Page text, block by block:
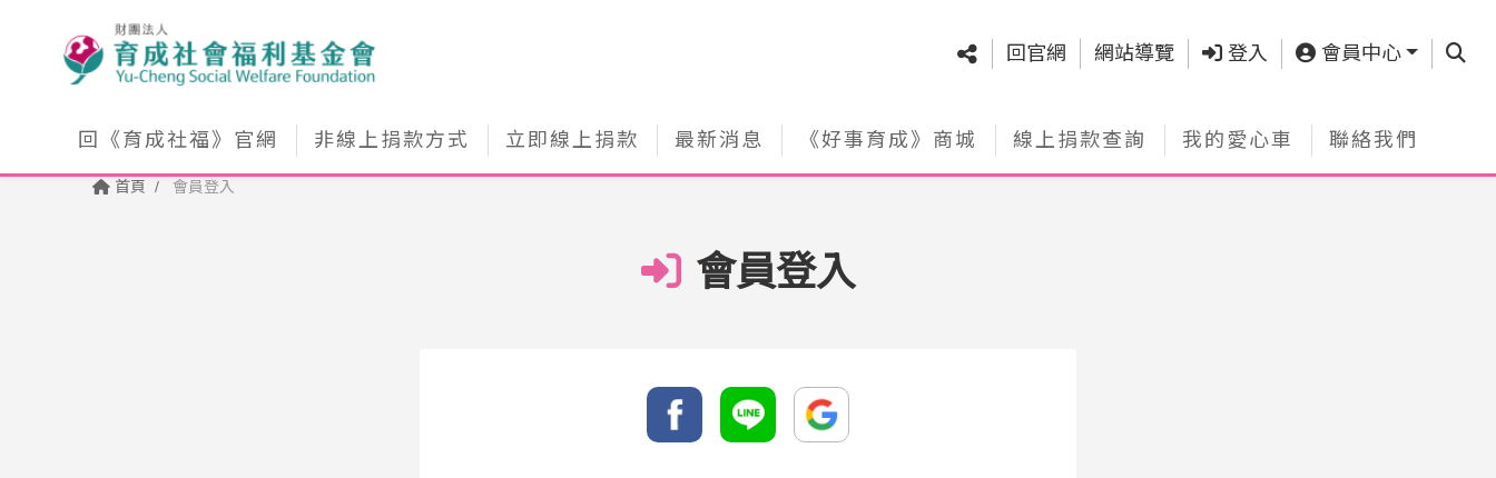
回官網 網站導覽 登入 會員中心 查詢
回《育成社福》官網 非線上捐款方式 立即線上捐款 最新消息 《好事育成》商城 線上捐款查詢 我的愛心車 聯絡我們
首頁 會員登入
會員登入